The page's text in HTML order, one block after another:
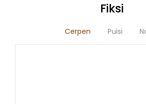
Fiksi
Cerpen Puisi